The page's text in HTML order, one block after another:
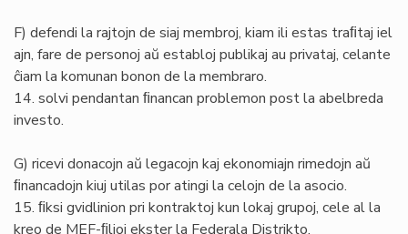
F) defendi la rajtojn de siaj membroj, kiam ili estas traﬁtaj iel
ajn, fare de personoj aŭ establoj publikaj au privataj, celante
ĉiam la komunan bonon de la membraro.
14. solvi pendantan ﬁnancan problemon post la abelbreda
investo.
G) ricevi donacojn aŭ legacojn kaj ekonomiajn rimedojn aŭ
ﬁnancadojn kiuj utilas por atingi la celojn de la asocio.
15. ﬁksi gvidlinion pri kontraktoj kun lokaj grupoj, cele al la
kreo de MEF-ﬁlioj ekster la Federala Distrikto.